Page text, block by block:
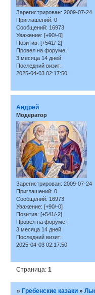
Зарегистрирован: 2009-07-24
Приглашений: 0
Сообщений: 16973
Уважение: [+90/-0]
Позитив: [+541/-2]
Провел на форуме:
3 месяца 14 дней
Последний визит:
2025-04-03 02:17:50
Андрей
Модератор
Зарегистрирован: 2009-07-24
Приглашений: 0
Сообщений: 16973
Уважение: [+90/-0]
Позитив: [+541/-2]
Провел на форуме:
3 месяца 14 дней
Последний визит:
2025-04-03 02:17:50
Страница:1
» Гребенские казаки »